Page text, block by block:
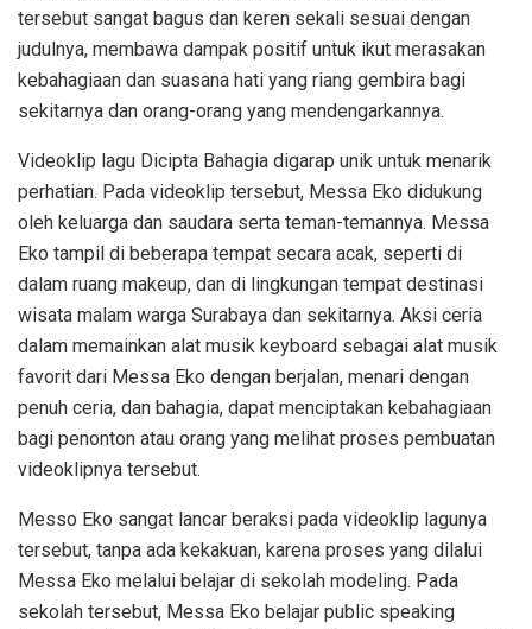
tersebut sangat bagus dan keren sekali sesuai dengan
judulnya, membawa dampak positif untuk ikut merasakan
kebahagiaan dan suasana hati yang riang gembira bagi
sekitarnya dan orang-orang yang mendengarkannya.
Videoklip lagu Dicipta Bahagia digarap unik untuk menarik
perhatian. Pada videoklip tersebut, Messa Eko didukung
oleh keluarga dan saudara serta teman-temannya. Messa
Eko tampil di beberapa tempat secara acak, seperti di
dalam ruang makeup, dan di lingkungan tempat destinasi
wisata malam warga Surabaya dan sekitarnya. Aksi ceria
dalam memainkan alat musik keyboard sebagai alat musik
favorit dari Messa Eko dengan berjalan, menari dengan
penuh ceria, dan bahagia, dapat menciptakan kebahagiaan
bagi penonton atau orang yang melihat proses pembuatan
videoklipnya tersebut.
Messo Eko sangat lancar beraksi pada videoklip lagunya
tersebut, tanpa ada kekakuan, karena proses yang dilalui
Messa Eko melalui belajar di sekolah modeling. Pada
sekolah tersebut, Messa Eko belajar public speaking